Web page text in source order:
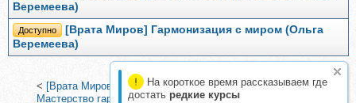
На короткое время рассказываем где
достать редкие курсы
Веремеева)
Доступно
[Врата Миров] Гармонизация с миром (Ольга
Веремеева)
< [Врата Миров] В чём смысл жизни? (Ольга Веремеева)|
Мастерство гармоничных отношений 1 ступень. Тариф Vip